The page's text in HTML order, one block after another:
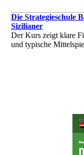
Die Strategieschule
Sizilianer
Der Kurs zeigt klare
und typische
Übungsteil lernen